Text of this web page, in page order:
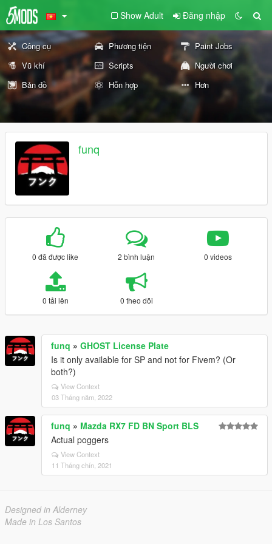
Show Adult Đăng nhập
Công cụ Phương tiện
Paint Jobs
Vũ khí
Scripts
Người chơi
Bản đồ
Hỗn hợp Hơn
funq
0 đã được like 2 bình luận 0 videos
0 tải lên 0 theo dõi
funq » GHOST License Plate
Is it only available for SP and not for Fivem? (Or
both?)
View Context
03 Tháng năm, 2022
funq » Mazda RX7 FD BN Sport BLS
Actual poggers
View Context
11 Tháng chín, 2021
Designed in Alderney
Made in Los Santos